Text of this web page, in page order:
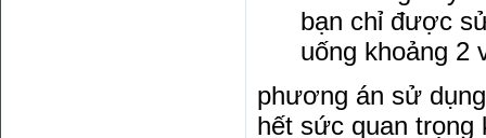
bạn chỉ được
uống khoảng 2
phương án sử
hết sức quan